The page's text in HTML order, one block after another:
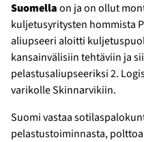
Suomellaon ja on ollut
kuljetusyritysten hommista
aliupseeri aloitti
kansainvälisiin tehtäviin ja
pelastusaliupseeriksi 2.
varikolle Skinnarvikiin.
Suomi vastaa
pelastustoiminnasta,